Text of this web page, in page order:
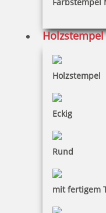
Holzstempel
Holzstempel
Eckig
Rund
mit fertigem